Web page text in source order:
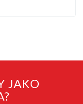
JAKO